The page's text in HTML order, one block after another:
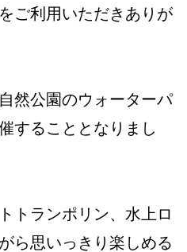
ご利用いただきありが
然公園のウォーターパ
することとなりまし
トランポリン、水上ロ
ら思いっきり楽しめる